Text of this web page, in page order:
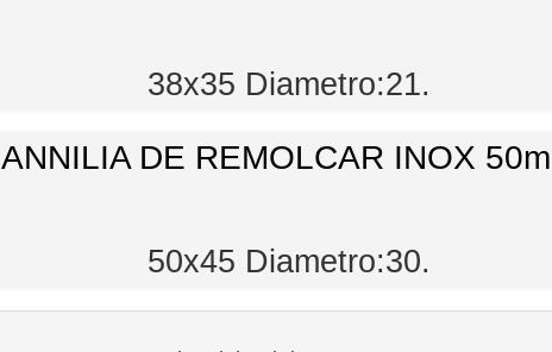
38x35 Diametro:21.
ANNILIA DE REMOLCAR INOX
50x45 Diametro:30.